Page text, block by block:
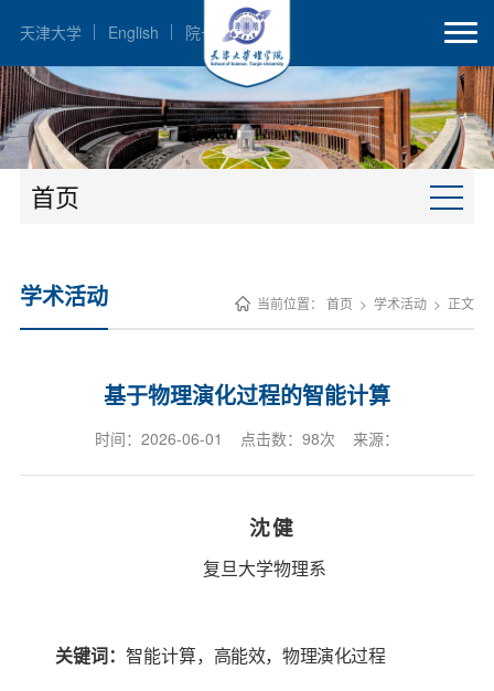
天津大学 English 院长邮箱
首页
当前位置：首页 >学术活动 > 正文
学术活动
基于物理演化过程的智能计算
时间：2026-06-01 点击数： 98次 来源：
沈 健
复旦大学物理系
关键词： 智能计算，高能效，物理演化过程